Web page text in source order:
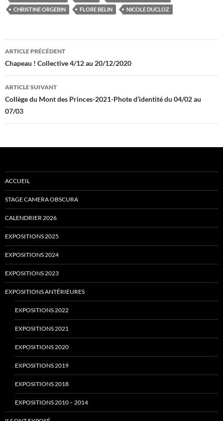
CHRISTINE ORGEBIN
FLORE BELIN NICOLE DUCLOZ
Navigation
des
articles
ARTICLE PRÉCÉDENT
Chapeau ! Collective 4/12 au 20/12/2020
ARTICLE SUIVANT
Collège du Mont des Princes-2021-Phote d’identité du 04/02 au
07/03
ACCUEIL
STAGE CAMERA OBSCURA
CALENDRIER 2026
EXPOSITIONS 2025
EXPOSITIONS 2024
EXPOSITIONS 2023
EXPOSITIONS ANTÉRIEURES
EXPOSITIONS 2022
EXPOSITIONS 2021
EXPOSITIONS 2020
EXPOSITIONS 2019
EXPOSITIONS 2018
EXPOSITIONS 2010 – 2014